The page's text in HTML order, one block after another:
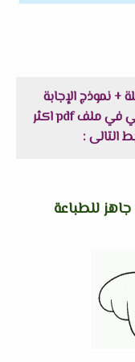
+ نموذج الإجابة
للثانوية العامة 2024 إهداء كتاب الوافي في ملف pdf اكثر
التالى :